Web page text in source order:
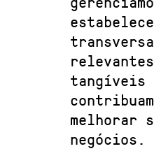
tangíveis
melhorar
negócios.